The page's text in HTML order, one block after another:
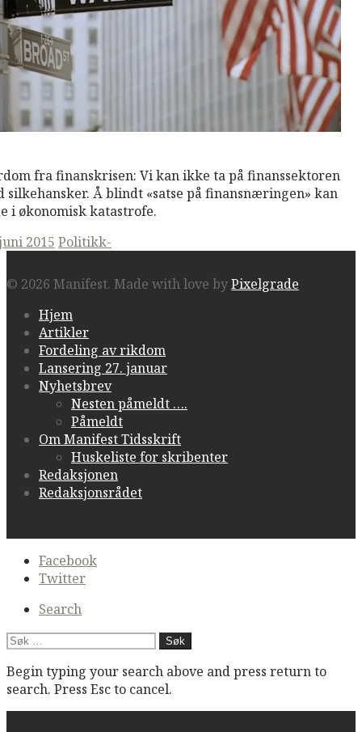
fra finanskrisen: Vi kan ikke ta på finanssektoren
silkehansker. Å blindt «satse på finansnæringen» kan
i økonomisk katastrofe.
2015 Politikk-
© 2026 Manifest. Made with love byPixelgrade
Hjem
Artikler
Fordeling av rikdom
Lansering 27. januar
Nyhetsbrev
Nesten påmeldt ….
Påmeldt
Om Manifest Tidsskrift
Huskeliste for skribenter
Redaksjonen
Redaksjonsrådet
Secondary
navigation
Facebook
Twitter
Search
Søk
Begin typing your search above and press return to
search. Press Esc to cancel.